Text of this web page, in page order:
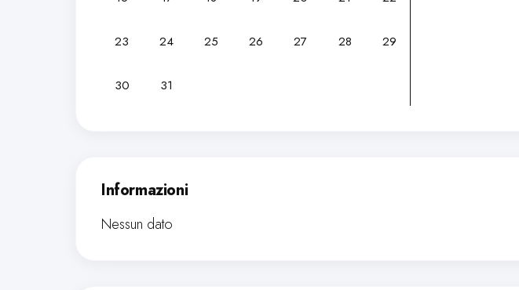
23 24 25 26 27 28 29
30 31
Informazioni
Nessun dato